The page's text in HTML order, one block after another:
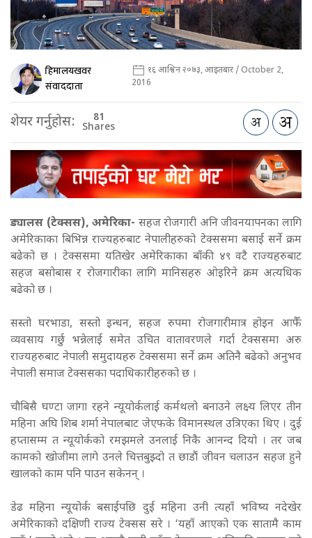
हिमालयखवर
संवाददाता
१६ आश्विन २०७३, आइतबार / October 2,
2016
शेयर गर्नुहोस: 81
Shares
ड्यालस (टेक्सस), अमेरिका- सहज रोजगारी अनि जीवनयापनका लागि
अमेरिकाका बिभिन्न राज्यहरुबाट नेपालीहरुको टेक्ससमा बसाई सर्ने क्रम
बढेको छ । टेक्ससमा यतिखेर अमेरिकाका बाँकी ४९ वटै राज्यहरुबाट
सहज बसोबास र रोजगारीका लागि मानिसहरु ओइरिने क्रम अत्यधिक
बढेको छ ।
सस्तो घरभाडा, सस्तो इन्धन, सहज रुपमा रोजगारीमात्र होइन आफैँ
व्यवसाय गर्छु भन्नेलाई समेत उचित वातावरणले गर्दा टेक्ससमा अरु
राज्यहरुबाट नेपाली समुदायहरु टेक्ससमा सर्ने क्रम अतिनै बढेको अनुभव
नेपाली समाज टेक्ससका पदाधिकारीहरुको छ ।
चौबिसै घण्टा जागा रहने न्यूयोर्कलाई कर्मथलो बनाउने लक्ष्य लिएर तीन
महिना अघि शिब शर्मा नेपालबाट जेएफके विमानस्थल उत्रिएका थिए । दुई
हप्तासम्म त न्यूयोर्कको रमझमले उनलाई निकै आनन्द दियो । तर जब
कामको खोजीमा लागे उनले चित्तबुझ्दो त छाडौं जीवन चलाउन सहज हुने
खालको काम पनि पाउन सकेनन् ।
डेढ महिना न्यूयोर्क बसाईपछि दुई महिना उनी त्यहाँ भविष्य नदेखेर
अमेरिकाको दक्षिणी राज्य टेक्सस सरे । ‘यहाँ आएको एक सातामै काम